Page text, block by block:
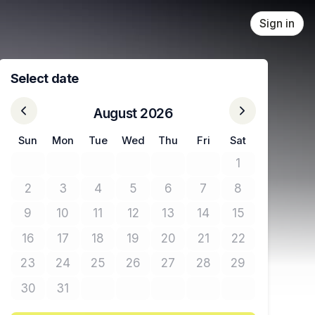
Sign in
Select date
August 2026
Sun Mon Tue Wed Thu Fri Sat
1No tickets
2No tickets available
3No tickets available
4No tickets available
5No tickets available
6No tickets available
7No tickets available
8No tickets
9No tickets available
10No tickets available
11No tickets available
12No tickets available
13No tickets available
14No tickets available
15No tickets
16No tickets available
17No tickets available
18No tickets available
19No tickets available
20No tickets available
21No tickets available
22No tickets
23No tickets available
24No tickets available
25No tickets available
26No tickets available
27No tickets available
28No tickets available
29No tickets
30No tickets available
31No tickets available